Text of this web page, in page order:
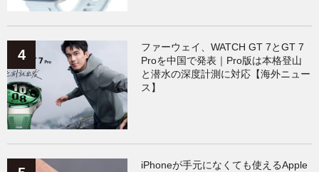
ファーウェイ、WATCH GT 7とGT 7
Proを中国で発表｜Pro版は本格登山
と潜水の深度計測に対応【海外ニュー
ス】
iPhoneが手元になくても使えるApple